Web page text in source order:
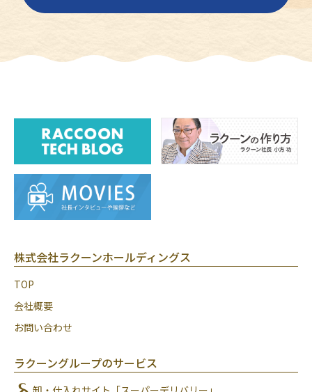
株式会社ラクーンホールディングス
TOP
会社概要
お問い合わせ
ラクーングループのサービス